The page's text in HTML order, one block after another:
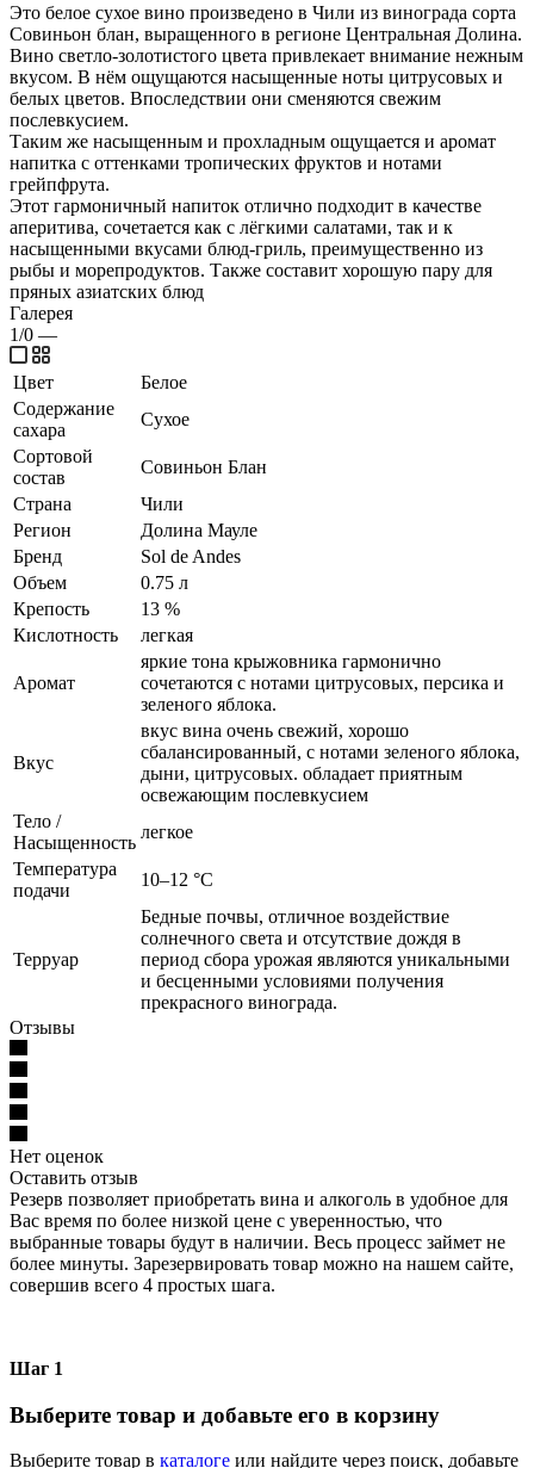
Это белое сухое вино произведено в Чили из винограда сорта
Совиньон блан, выращенного в регионе Центральная Долина.
Вино светло-золотистого цвета привлекает внимание нежным
вкусом. В нём ощущаются насыщенные ноты цитрусовых и
белых цветов. Впоследствии они сменяются свежим
послевкусием.
Таким же насыщенным и прохладным ощущается и аромат
напитка с оттенками тропических фруктов и нотами
грейпфрута.
Этот гармоничный напиток отлично подходит в качестве
аперитива, сочетается как с лёгкими салатами, так и к
насыщенными вкусами блюд-гриль, преимущественно из
рыбы и морепродуктов. Также составит хорошую пару для
пряных азиатских блюд
Галерея
1/0 —
Цвет
Белое
Содержание
сахара
Сухое
Сортовой
состав
Совиньон Блан
Страна
Чили
Регион
Долина Мауле
Бренд
Sol de Andes
Объем
0.75 л
Крепость
13 %
Кислотность
легкая
Аромат
яркие тона крыжовника гармонично
сочетаются с нотами цитрусовых, персика и
зеленого яблока.
Вкус
вкус вина очень свежий, хорошо
сбалансированный, с нотами зеленого яблока,
дыни, цитрусовых. обладает приятным
освежающим послевкусием
Тело /
Насыщенность
легкое
Температура
подачи
10–12 °С
Терруар
Бедные почвы, отличное воздействие
солнечного света и отсутствие дождя в
период сбора урожая являются уникальными
и бесценными условиями получения
прекрасного винограда.
Отзывы
Нет оценок
Оставить отзыв
Резерв позволяет приобретать вина и алкоголь в удобное для
Вас время по более низкой цене с уверенностью, что
выбранные товары будут в наличии. Весь процесс займет не
более минуты. Зарезервировать товар можно на нашем сайте,
совершив всего 4 простых шага.
Шаг 1
Выберите товар и добавьте его в корзину
Выберите товар в каталоге или найдите через поиск, добавьте